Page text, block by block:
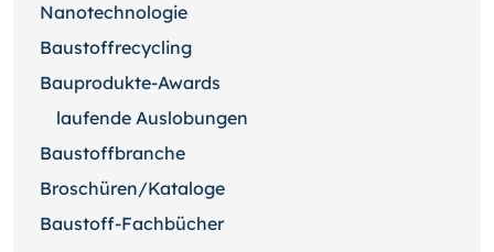
Nanotechnologie
Baustoffrecycling
Bauprodukte-Awards
laufende Auslobungen
Baustoffbranche
Broschüren/Kataloge
Baustoff-Fachbücher